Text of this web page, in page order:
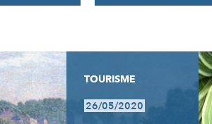
TOURISME
26/05/2020